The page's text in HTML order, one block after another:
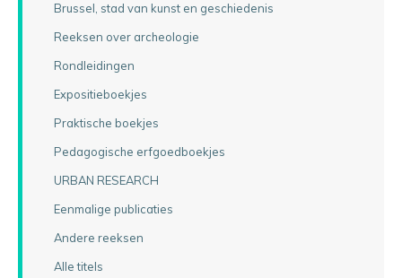
Brussel, stad van kunst en geschiedenis
Reeksen over archeologie
Rondleidingen
Expositieboekjes
Praktische boekjes
Pedagogische erfgoedboekjes
URBAN RESEARCH
Eenmalige publicaties
Andere reeksen
Alle titels